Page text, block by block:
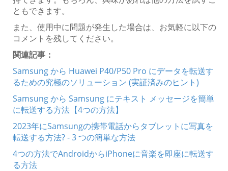
ともできます。
また、使用中に問題が発生した場合は、お気軽に以下の
コメントを残してください。
関連記事：
Samsung から Huawei P40/P50 Pro にデータを転送す
るための究極のソリューション (実証済みのヒント)
Samsung から Samsung にテキスト メッセージを簡単
に転送する方法【4つの方法】
2023年にSamsungの携帯電話からタブレットに写真を
転送する方法? - 3 つの簡単な方法
4つの方法でAndroidからiPhoneに音楽を即座に転送す
る方法